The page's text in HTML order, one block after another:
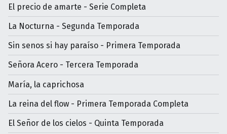
El precio de amarte - Serie Completa
La Nocturna - Segunda Temporada
Sin senos si hay paraíso - Primera Temporada
Señora Acero - Tercera Temporada
María, la caprichosa
La reina del flow - Primera Temporada Completa
El Señor de los cielos - Quinta Temporada